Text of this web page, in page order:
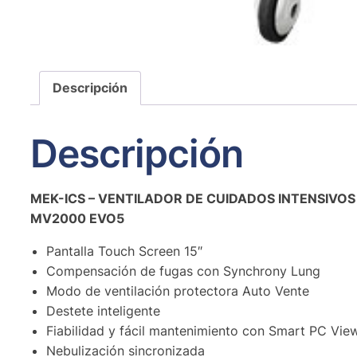
Descripción
Descripción
MEK-ICS – VENTILADOR DE CUIDADOS INTENSIVOS
MV2000 EVO5
Pantalla Touch Screen 15″
Compensación de fugas con Synchrony Lung
Modo de ventilación protectora Auto Vente
Destete inteligente
Fiabilidad y fácil mantenimiento con Smart PC
Nebulización sincronizada